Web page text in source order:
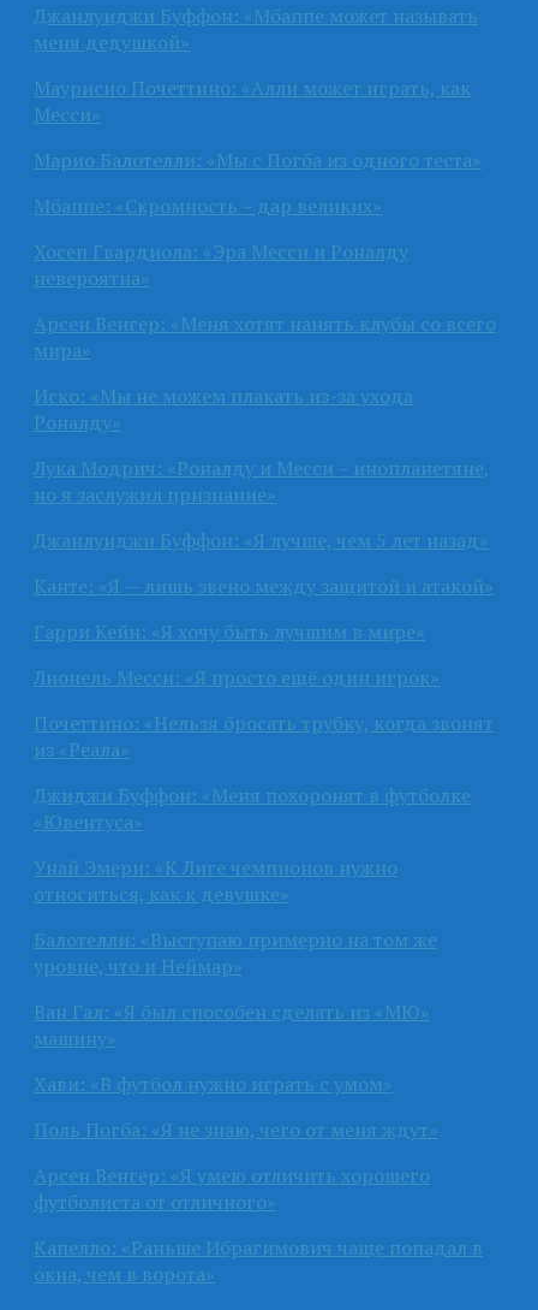
Джанлуиджи Буффон: «Мбаппе может называть
меня дедушкой»
Маурисио Почеттино: «Алли может играть, как
Месси»
Марио Балотелли: «Мы с Погба из одного теста»
Мбаппе: «Скромность – дар великих»
Хосеп Гвардиола: «Эра Месси и Роналду
невероятна»
Арсен Венгер: «Меня хотят нанять клубы со всего
мира»
Иско: «Мы не можем плакать из-за ухода
Роналду»
Лука Модрич: «Роналду и Месси – инопланетяне,
но я заслужил признание»
Джанлуиджи Буффон: «Я лучше, чем 5 лет назад»
Канте: «Я — лишь звено между защитой и атакой»
Гарри Кейн: «Я хочу быть лучшим в мире»
Лионель Месси: «Я просто ещё один игрок»
Почеттино: «Нельзя бросать трубку, когда звонят
из «Реала»
Джиджи Буффон: «Меня похоронят в футболке
«Ювентуса»
Унай Эмери: «К Лиге чемпионов нужно
относиться, как к девушке»
Балотелли: «Выступаю примерно на том же
уровне, что и Неймар»
Ван Гал: «Я был способен сделать из «МЮ»
машину»
Хави: «В футбол нужно играть с умом»
Поль Погба: «Я не знаю, чего от меня ждут»
Арсен Венгер: «Я умею отличить хорошего
футболиста от отличного»
Капелло: «Раньше Ибрагимович чаще попадал в
окна, чем в ворота»